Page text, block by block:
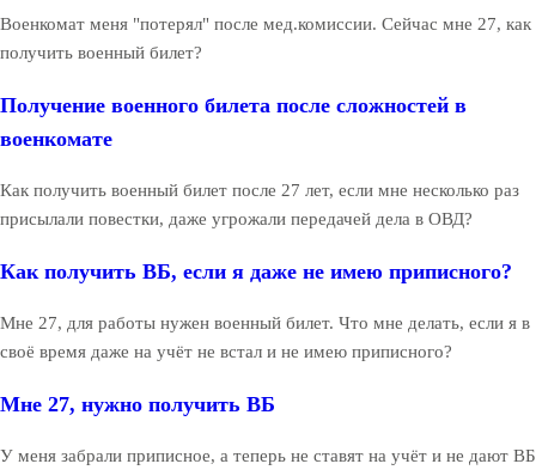
Военкомат меня "потерял" после мед.комиссии. Сейчас мне 27, как
получить военный билет?
Получение военного билета после сложностей в
военкомате
Как получить военный билет после 27 лет, если мне несколько раз
присылали повестки, даже угрожали передачей дела в ОВД?
Как получить ВБ, если я даже не имею приписного?
Мне 27, для работы нужен военный билет. Что мне делать, если я в
своё время даже на учёт не встал и не имею приписного?
Мне 27, нужно получить ВБ
У меня забрали приписное, а теперь не ставят на учёт и не дают ВБ